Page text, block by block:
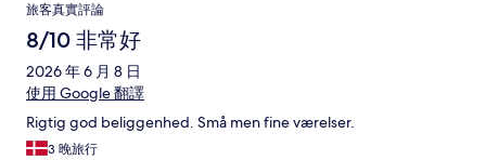
旅客真實評論
8/10 非常好
2026 年 6 月 8 日
使用 Google 翻譯
Rigtig god beliggenhed. Små men fine værelser.
3 晚旅行